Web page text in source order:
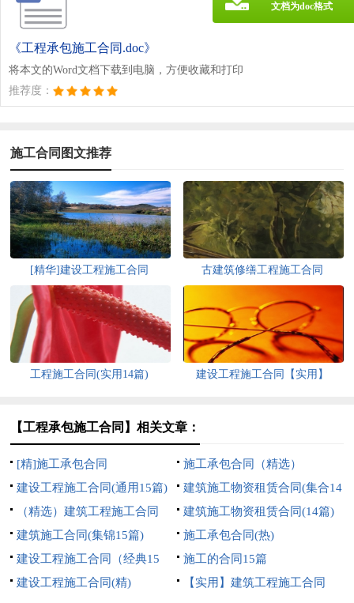
《工程承包施工合同.doc》
将本文的Word文档下载到电脑，方便收藏和打印
推荐度：
文档为doc格式
施工合同图文推荐
[精华]建设工程施工合同 古建筑修缮工程施工合同
工程施工合同(实用14篇) 建设工程施工合同【实用】
【工程承包施工合同】相关文章：
[精]施工承包合同
施工承包合同（精选）
建设工程施工合同(通用15篇)
建筑施工物资租赁合同(集合14
篇)
（精选）建筑工程施工合同
建筑施工物资租赁合同(14篇)
建筑施工合同(集锦15篇)
施工承包合同(热)
建设工程施工合同（经典15
篇）
施工的合同15篇
建设工程施工合同(精)
【实用】建筑工程施工合同